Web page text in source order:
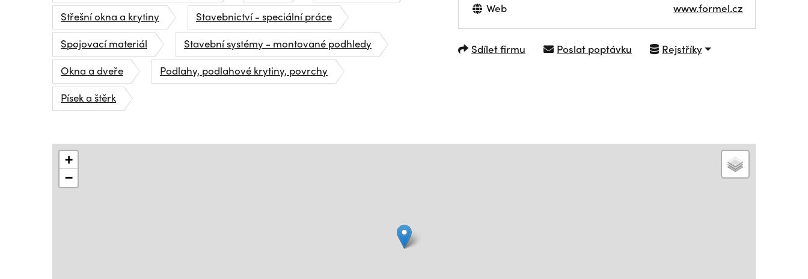
Střešní okna a krytiny
Stavebnictví - speciální práce
Spojovací materiál
Stavební systémy - montované podhledy
Okna a dveře
Podlahy, podlahové krytiny, povrchy
Písek a štěrk
Web www.formel.cz
Sdílet firmu Poslat poptávku Rejstříky
+
−